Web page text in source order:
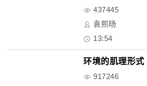
437445
袁熙旸
13:54
环境的肌理形式
917246